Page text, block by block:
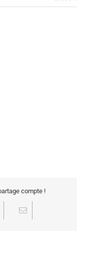
compte !
Email